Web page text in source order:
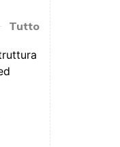
Tutto